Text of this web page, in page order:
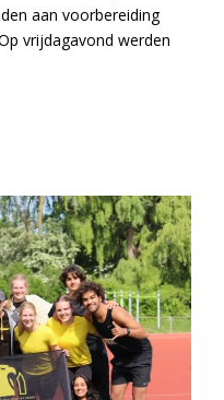
aan voorbereiding
vrijdagavond werden